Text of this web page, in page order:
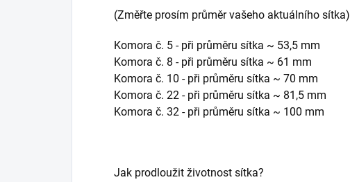
(Změřte prosím průměr vašeho aktuálního sítka)
Komora č. 5 - při průměru sítka ~ 53,5 mm
Komora č. 8 - při průměru sítka ~ 61 mm
Komora č. 10 - při průměru sítka ~ 70 mm
Komora č. 22 - při průměru sítka ~ 81,5 mm
Komora č. 32 - při průměru sítka ~ 100 mm
Jak prodloužit životnost sítka?